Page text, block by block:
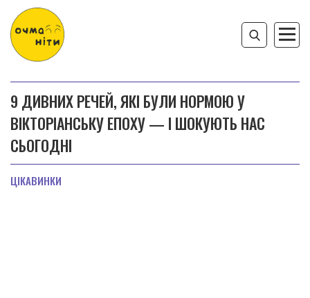
9 ДИВНИХ РЕЧЕЙ, ЯКІ БУЛИ НОРМОЮ У
ВІКТОРІАНСЬКУ ЕПОХУ — І ШОКУЮТЬ НАС
СЬОГОДНІ
ЦІКАВИНКИ